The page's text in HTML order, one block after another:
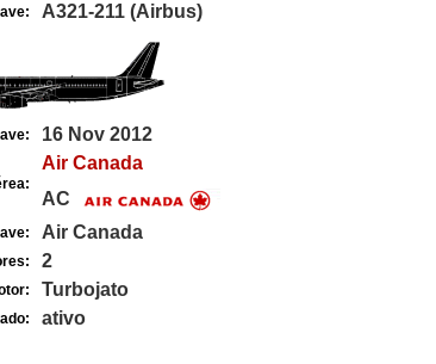
A321-211 (Airbus)
16 Nov 2012
Air Canada
AC
Air Canada
2
Turbojato
ativo